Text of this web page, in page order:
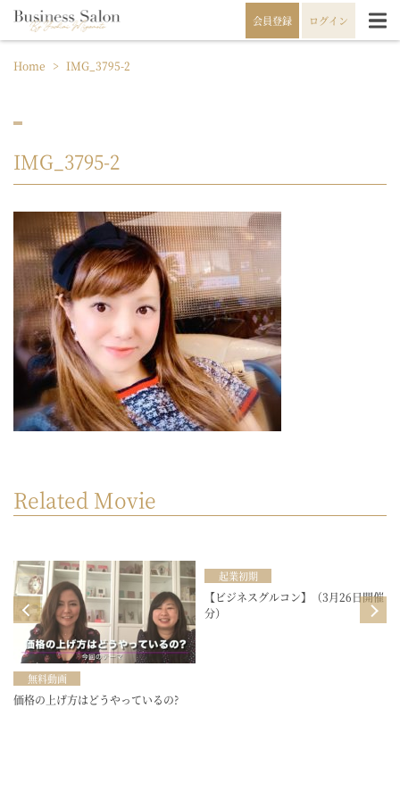
会員登録 ログイン
Home > IMG_3795-2
IMG_3795-2
Related Movie
無料動画
価格の上げ方はどうやっているの?
起業初期
【ビジネスグルコン】（3月26日開催
分）